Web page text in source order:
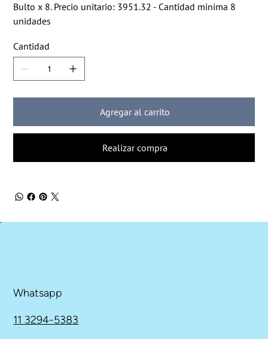
Bulto x 8. Precio unitario: 3951.32 - Cantidad minima 8
unidades
Cantidad
Agregar al carrito
Realizar compra
Whatsapp
11 3294-5383